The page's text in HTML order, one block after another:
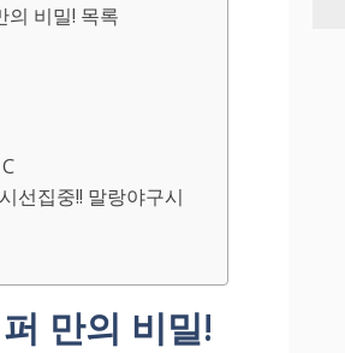
의 비밀! 목록
선집중!! 말랑야구시
만의 비밀!